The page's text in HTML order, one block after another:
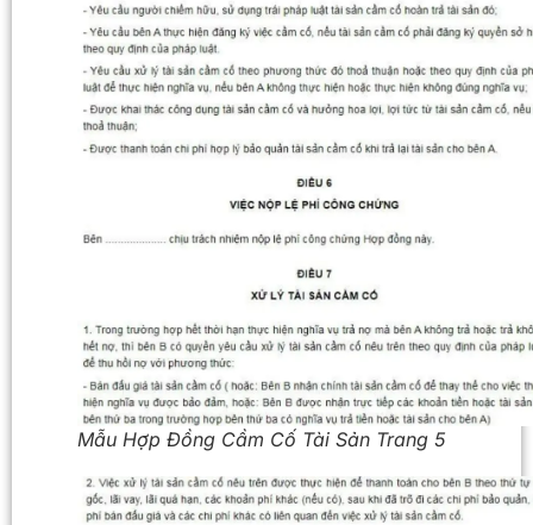
Mẫu Hợp Đồng Cầm Cố Tài Sản Trang 5